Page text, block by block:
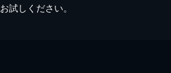
お試しください。